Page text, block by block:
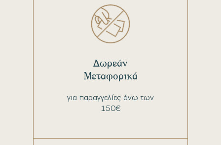
για παραγγελίες άνω των
150€
Δωρεάν
Μεταφορικά